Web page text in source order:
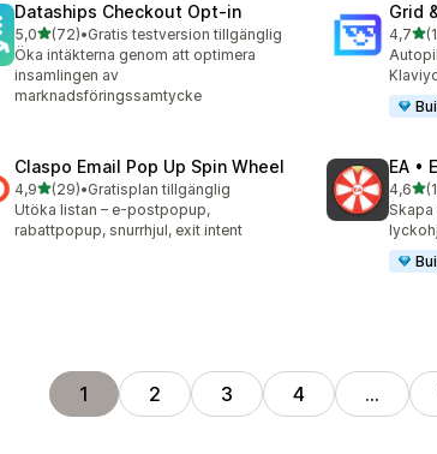
Dataships Checkout Opt‑in
5,0av 5 stjärnor
(72)
72 recensioner totalt
•Gratis testversion tillgänglig
Öka intäkterna genom att optimera
insamlingen av
marknadsföringssamtycke
Grid
4,7av
169
Claspo Email Pop Up Spin Wheel
4,9av 5 stjärnor
(29)
29 recensioner totalt
•Gratisplan tillgänglig
Utöka listan – e-postpopup,
rabattpopup, snurrhjul, exit intent
EA •
4,6av
129
1 2 3 4 …